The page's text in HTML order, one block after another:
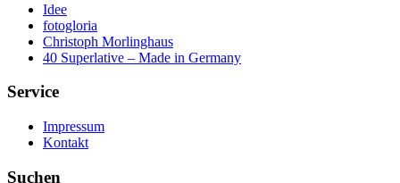
Idee
fotogloria
Christoph Morlinghaus
40 Superlative – Made in Germany
Service
Impressum
Kontakt
Suchen